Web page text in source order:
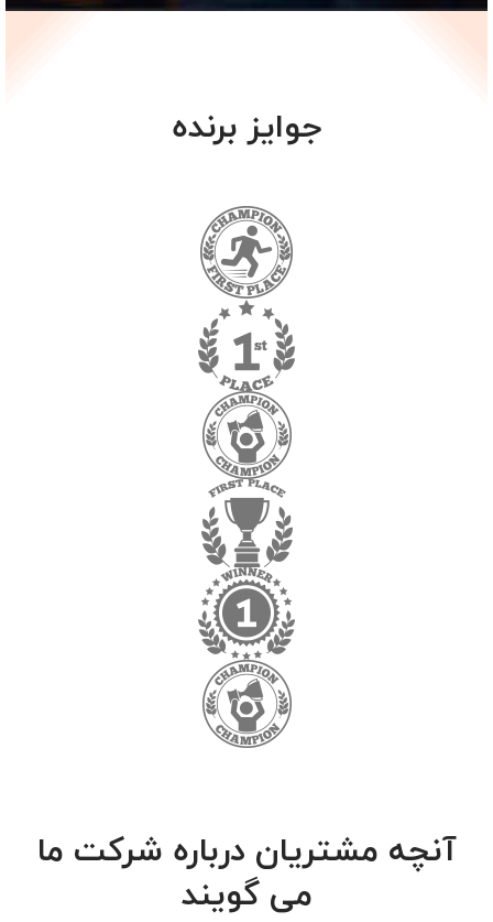
جوایز برنده
آنچه مشتریان درباره شرکت ما
می گویند